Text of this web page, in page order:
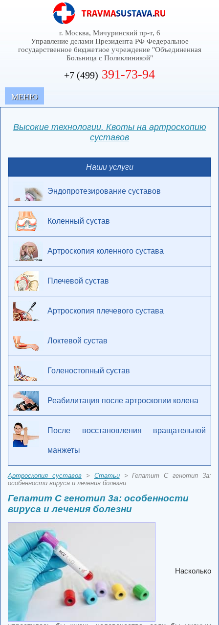
г. Москва, Мичуринский пр-т, 6
Управление делами Президента РФ Федеральное
государственное бюджетное учреждение "Объединенная
Больница с Поликлиникой"
+7 (499) 391-73-94
MЕНЮ
Высокие технологии. Квоты на артроскопию
суставов
Наши услуги
Эндопротезирование суставов
Коленный сустав
Артроскопия коленного сустава
Плечевой сустав
Артроскопия плечевого сустава
Локтевой сустав
Голеностопный сустав
Реабилитация после артроскопии колена
После восстановления вращательной
манжеты
Артроскопия суставов> Статьи> Гепатит С генотип 3а:
особенности вируса и лечения болезни
Гепатит С генотип 3а: особенности
вируса и лечения болезни
Насколько